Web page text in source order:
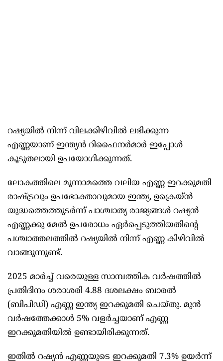
റഷ്യയില്‍ നിന്ന് വിലക്കിഴിവില്‍ ലഭിക്കുന്ന
എണ്ണയാണ് ഇന്ത്യന്‍ റിഫൈനര്‍മാര്‍ ഇപ്പോള്‍
കൂടുതലായി ഉപയോഗിക്കുന്നത്.
ലോകത്തിലെ മൂന്നാമത്തെ വലിയ എണ്ണ ഇറക്കുമതി
രാഷ്‌ട്രവും ഉപഭോക്താവുമായ ഇന്ത്യ, ഉക്രെയ്ന്‍
യുദ്ധത്തെത്തുടര്‍ന്ന് പാശ്ചാത്യ രാജ്യങ്ങള്‍ റഷ്യന്‍
എണ്ണക്കു മേല്‍ ഉപരോധം ഏര്‍പ്പെടുത്തിയതിന്റെ
പശ്ചാത്തലത്തില്‍ റഷ്യയില്‍ നിന്ന് എണ്ണ കിഴിവില്‍
വാങ്ങുന്നുണ്ട്.
2025 മാര്‍ച്ച് വരെയുള്ള സാമ്പത്തിക വര്‍ഷത്തില്‍
പ്രതിദിനം ശരാശരി 4.88 ദശലക്ഷം ബാരല്‍
(ബിപിഡി) എണ്ണ ഇന്ത്യ ഇറക്കുമതി ചെയ്തു. മുന്‍
വര്‍ഷത്തേക്കാള്‍ 5% വളര്‍ച്ചയാണ് എണ്ണ
ഇറക്കുമതിയില്‍ ഉണ്ടായിരിക്കുന്നത്.
ഇതില്‍ റഷ്യന്‍ എണ്ണയുടെ ഇറക്കുമതി 7.3% ഉയര്‍ന്ന്